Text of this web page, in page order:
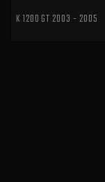
K 1200 GT 2003 - 2005